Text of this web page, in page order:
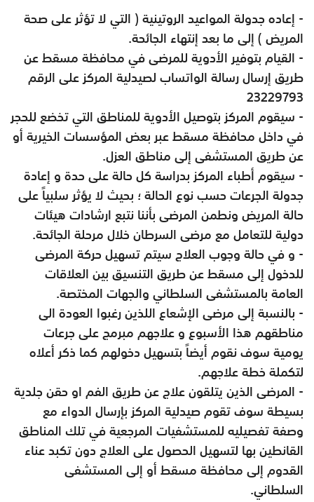
- إعاده جدولة المواعيد الروتينية ( التي لا تؤثر على صحة
المريض ) إلى ما بعد إنتهاء الجائحة.
- القيام بتوفير الأدوية للمرضى في محافظة مسقط عن
طريق إرسال رسالة الواتساب لصيدلية المركز على الرقم
793
23229
- سيقوم المركز بتوصيل الأدوية للمناطق التي تخضع للحجر
في داخل محافظة مسقط عبر بعض المؤسسات الخيرية أو
عن طريق المستشفى إلى مناطق العزل.
- سيقوم أطباء المركز بدراسة كل حالة على حدة و إعادة
جدولة الجرعات حسب نوع الحالة ؛ بحيث لا يؤثر سلبياً على
حالة المريض ونطمن المرضى بأننا نتبع ارشادات هيئات
دولية للتعامل مع مرضى السرطان خلال مرحلة الجائحة.
- و في حالة وجوب العلاج سيتم تسهيل حركة المرضى
للدخول إلى مسقط عن طريق التنسيق بين العلاقات
العامة بالمستشفى السلطاني والجهات المختصة.
- بالنسبة إلى مرضى الإشعاع اللذين رغبوا العودة الى
مناطقهم هذا الأسبوع و علاجهم مبرمج على جرعات
يومية سوف نقوم أيضاً بتسهيل دخولهم كما ذكر أعلاه
لتكملة خطة علاجهم.
- المرضى الذين يتلقون علاج عن طريق الفم او حقن جلدية
بسيطة سوف تقوم صيدلية المركز بإرسال الدواء مع
وصفة تفصيليه للمستشفيات المرجعية في تلك المناطق
القانطين بها لتسهيل الحصول على العلاج دون تكبد عناء
القدوم إلى محافظة مسقط أو إلى المستشفى
السلطاني.